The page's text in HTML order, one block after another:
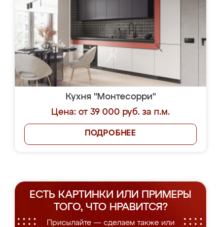
Кухня "Монтесорри"
Цена: от 39 000 руб. за п.м.
ПОДРОБНЕЕ
ЕСТЬ КАРТИНКИ ИЛИ ПРИМЕРЫ
ТОГО, ЧТО НРАВИТСЯ?
Присылайте — сделаем также или